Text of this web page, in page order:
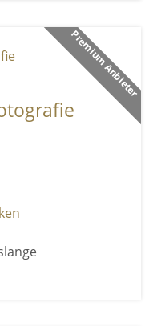
Premium Anbieter